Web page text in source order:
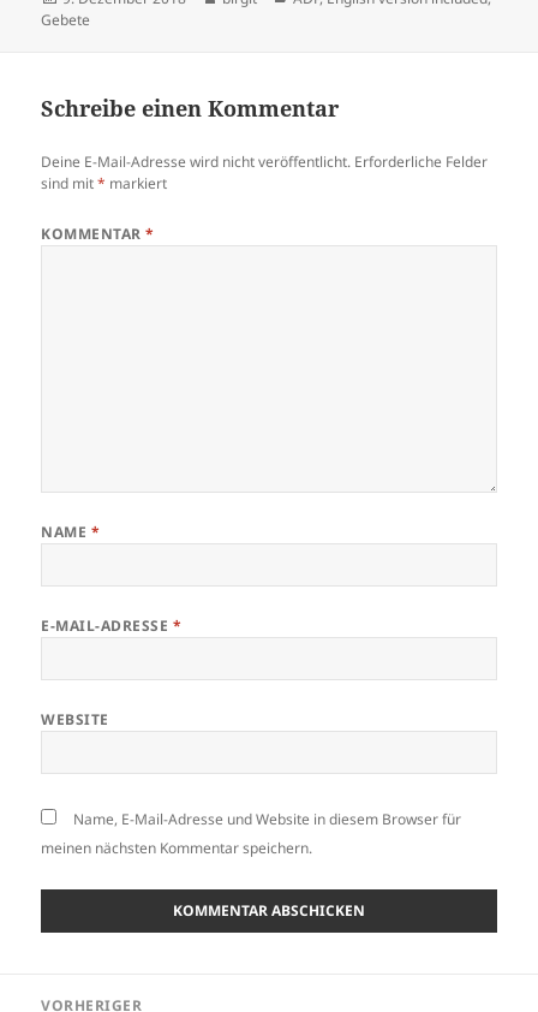
am
Gebete
Schreibe einen Kommentar
Deine E-Mail-Adresse wird nicht veröffentlicht. Erforderliche Felder
sind mit* markiert
KOMMENTAR*
NAME *
E-MAIL-ADRESSE *
WEBSITE
Name, E-Mail-Adresse und Website in diesem Browser für
meinen nächsten Kommentar speichern.
VORHERIGER